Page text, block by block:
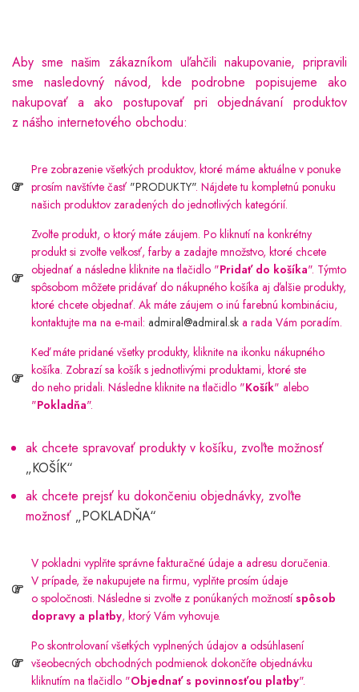
Aby sme našim zákazníkom uľahčili nakupovanie, pripravili
sme nasledovný návod, kde podrobne popisujeme ako
nakupovať a ako postupovať pri objednávaní produktov
z nášho internetového obchodu:
Pre zobrazenie všetkých produktov, ktoré máme aktuálne v ponuke
prosím navštívte časť "PRODUKTY". Nájdete tu kompletnú ponuku
našich produktov zaradených do jednotlivých kategórií.
Zvoľte produkt, o ktorý máte záujem. Po kliknutí na konkrétny
produkt si zvoľte veľkosť, farby a zadajte množstvo, ktoré chcete
objednať a následne kliknite na tlačidlo "Pridať do košíka". Týmto
spôsobom môžete pridávať do nákupného košíka aj ďalšie produkty,
ktoré chcete objednať. Ak máte záujem o inú farebnú kombináciu,
kontaktujte ma na e-mail: admiral@admiral.sk a rada Vám poradím.
Keď máte pridané všetky produkty, kliknite na ikonku nákupného
košíka. Zobrazí sa košík s jednotlivými produktami, ktoré ste
do neho pridali. Následne kliknite na tlačidlo "Košík" alebo
"Pokladňa".
ak chcete spravovať produkty v košíku, zvoľte možnosť
„KOŠÍK“
ak chcete prejsť ku dokončeniu objednávky, zvoľte
možnosť „POKLADŇA“
V pokladni vyplňte správne fakturačné údaje a adresu doručenia.
V prípade, že nakupujete na firmu, vyplňte prosím údaje
o spoločnosti. Následne si zvoľte z ponúkaných možnostíspôsob
dopravy a platby, ktorý Vám vyhovuje.
Po skontrolovaní všetkých vyplnených údajov a odsúhlasení
všeobecných obchodných podmienok dokončíte objednávku
kliknutím na tlačidlo "Objednať s povinnosťou platby".